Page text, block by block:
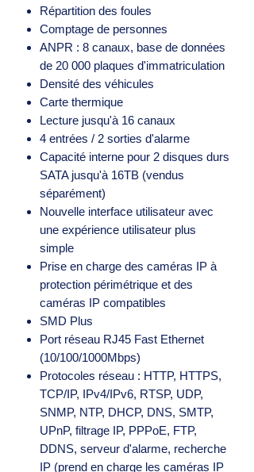
Répartition des foules
Comptage de personnes
ANPR : 8 canaux, base de données
de 20 000 plaques d'immatriculation
Densité des véhicules
Carte thermique
Lecture jusqu'à 16 canaux
4 entrées / 2 sorties d'alarme
Capacité interne pour 2 disques durs
SATA jusqu'à 16TB (vendus
séparément)
Nouvelle interface utilisateur avec
une expérience utilisateur plus
simple
Prise en charge des caméras IP à
protection périmétrique et des
caméras IP compatibles
SMD Plus
Port réseau RJ45 Fast Ethernet
(10/100/1000Mbps)
Protocoles réseau : HTTP, HTTPS,
TCP/IP, IPv4/IPv6, RTSP, UDP,
SNMP, NTP, DHCP, DNS, SMTP,
UPnP, filtrage IP, PPPoE, FTP,
DDNS, serveur d'alarme, recherche
IP (prend en charge les caméras IP